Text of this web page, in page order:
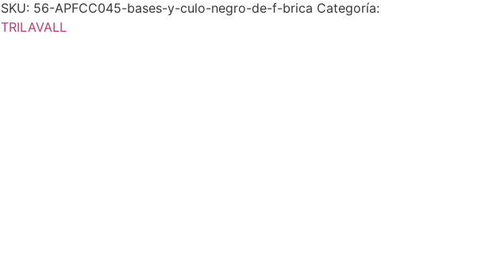
SKU: 56-APFCC045-bases-y-culo-negro-de-f-brica Categoría:
TRILAVALL